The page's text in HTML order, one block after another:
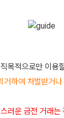
목적으로만 이용
거하여 처벌받거
러운 금전 거래는